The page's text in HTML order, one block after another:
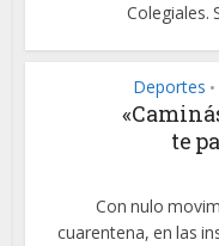
Colegiales.
Deportes •
te
Con nulo
cuarentena, en las